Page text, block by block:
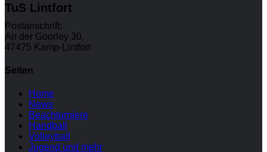
TuS Lintfort
Postanschrift:
An der Goorley 30,
47475 Kamp-Lintfort
Seiten
Home
News
Beachturniere
Handball
Volleyball
Jugend und mehr